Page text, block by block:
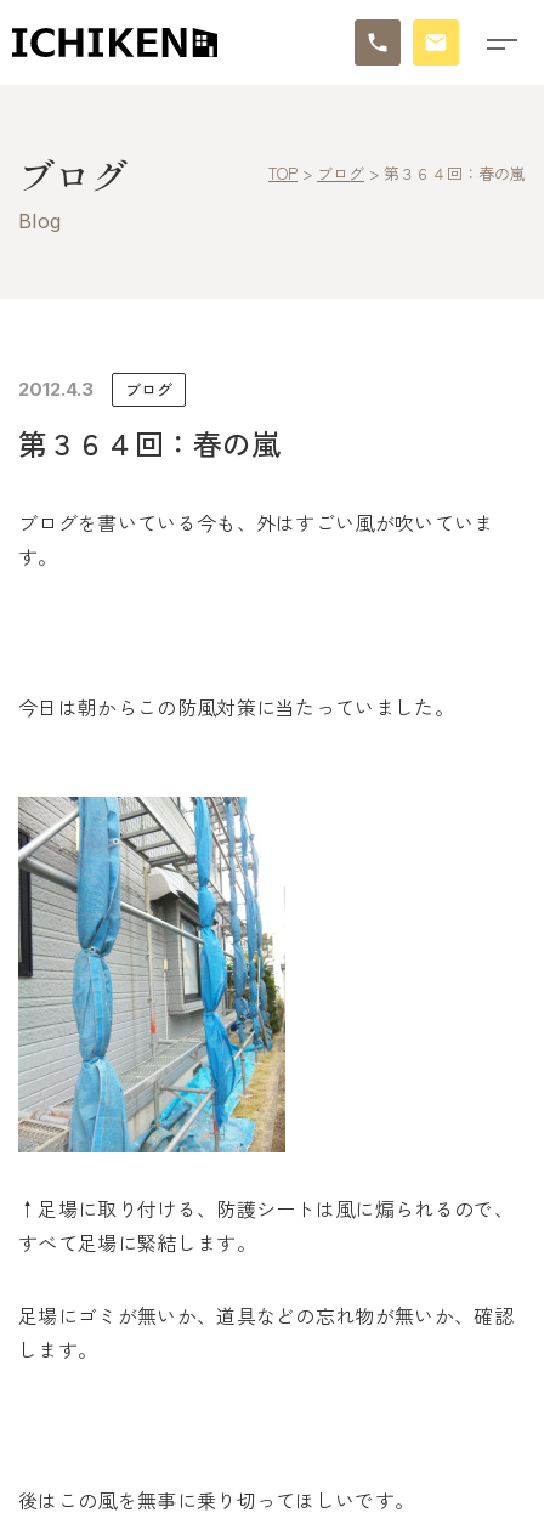
ブログ
イチケンの家づくり
モデルハウス
お問い合わせ
Tel. 0257-27-2157
ブログ
Blog
TOP > ブログ > 第３６４回：春の嵐
2012.4.3 ブログ
第３６４回：春の嵐
ブログを書いている今も、外はすごい風が吹いていま
す。
今日は朝からこの防風対策に当たっていました。
↑足場に取り付ける、防護シートは風に煽られるので、
すべて足場に緊結します。
足場にゴミが無いか、道具などの忘れ物が無いか、確認
します。
後はこの風を無事に乗り切ってほしいです。